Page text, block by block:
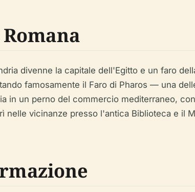
divenne la capitale dell'Egitto e un faro
famosamente il Faro di Pharos — una
in un perno del commercio mediterraneo,
nelle vicinanze presso l'antica Biblioteca e il